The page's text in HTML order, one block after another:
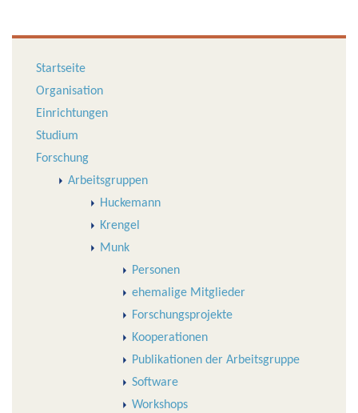
Startseite
Organisation
Einrichtungen
Studium
Forschung
Arbeitsgruppen
Huckemann
Krengel
Munk
Personen
ehemalige Mitglieder
Forschungsprojekte
Kooperationen
Publikationen der Arbeitsgruppe
Software
Workshops